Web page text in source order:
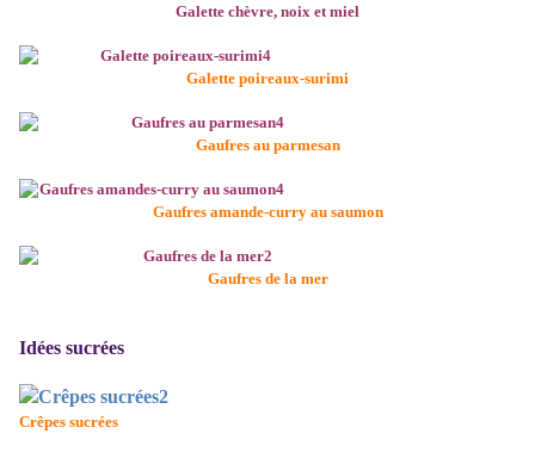
Galette chèvre, noix et miel
Galette poireaux-surimi
Gaufres au parmesan
Gaufres amande-curry au saumon
Gaufres de la mer
Idées sucrées
Crêpes sucrées